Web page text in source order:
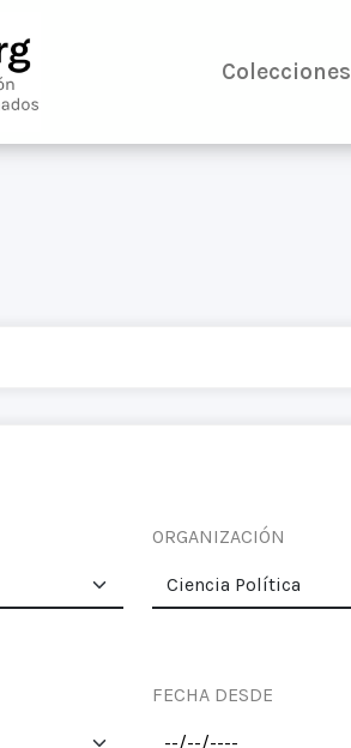
Colecciones
ORGANIZACIÓN
FECHA DESDE